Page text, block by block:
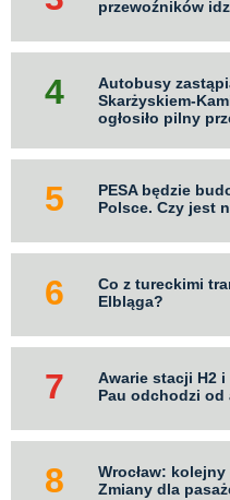
przewoźników
Autobusy
Skarżyskiem-
ogłosiło pilny
PESA będzie
Polsce. Czy jest
Co z tureckimi
Elbląga?
Awarie stacji H2
Pau odchodzi
Wrocław:
Zmiany dla